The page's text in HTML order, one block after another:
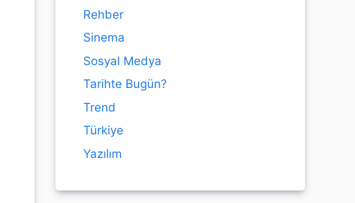
Rehber
Sinema
Sosyal Medya
Tarihte Bugün?
Trend
Türkiye
Yazılım